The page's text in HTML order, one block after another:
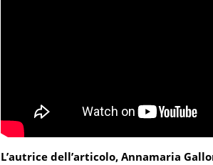
L’autrice dell’articolo, Annamaria